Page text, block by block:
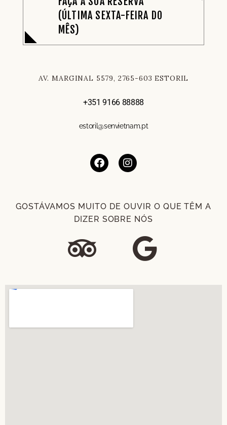
(ÚLTIMA SEXTA-FEIRA DO
MÊS)
AV. MARGINAL 5579, 2765-603 ESTORIL
+351 9166 88888
estoril@senvietnam.pt
GOSTÁVAMOS MUITO DE OUVIR O QUE TÊM A
DIZER SOBRE NÓS